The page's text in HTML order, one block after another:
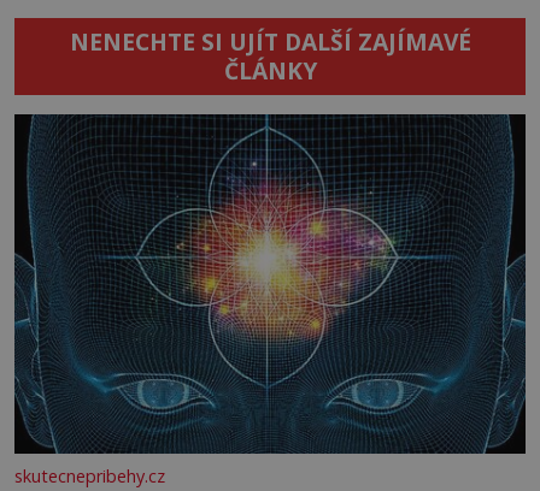
NENECHTE SI UJÍT DALŠÍ ZAJÍMAVÉ
ČLÁNKY
skutecnepribehy.cz